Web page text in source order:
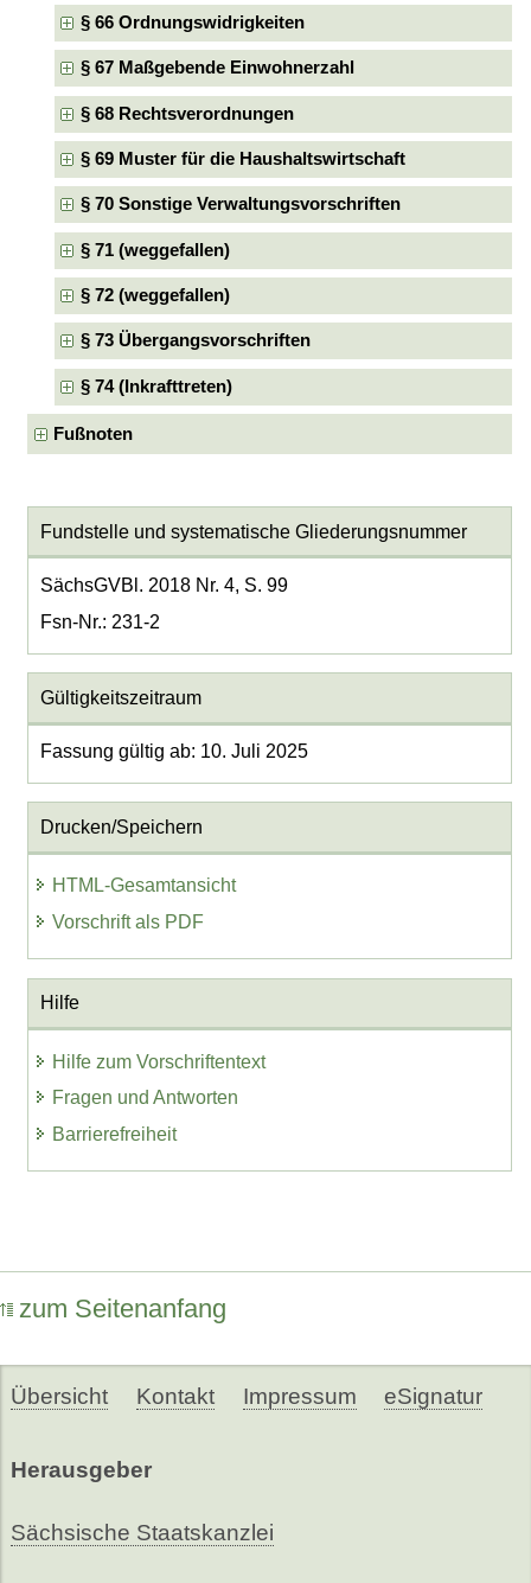
§ 66 Ordnungswidrigkeiten
§ 67 Maßgebende Einwohnerzahl
§ 68 Rechtsverordnungen
§ 69 Muster für die Haushaltswirtschaft
§ 70 Sonstige Verwaltungsvorschriften
§ 71 (weggefallen)
§ 72 (weggefallen)
§ 73 Übergangsvorschriften
§ 74 (Inkrafttreten)
Fußnoten
Fundstelle und systematische Gliederungsnummer
SächsGVBl. 2018 Nr. 4, S. 99
Fsn-Nr.: 231-2
Gültigkeitszeitraum
Fassung gültig ab: 10. Juli 2025
Drucken/Speichern
HTML-Gesamtansicht
Vorschrift als PDF
Hilfe
Hilfe zum Vorschriftentext
Fragen und Antworten
Barrierefreiheit
zum Seitenanfang
Übersicht Kontakt Impressum eSignatur
Herausgeber
Sächsische Staatskanzlei